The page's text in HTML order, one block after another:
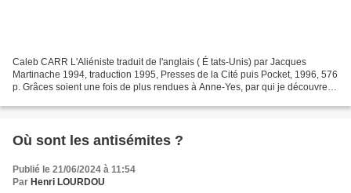
Caleb CARR L'Aliéniste traduit de l'anglais ( É tats-Unis) par Jacques
Martinache 1994, traduction 1995, Presses de la Cité puis Pocket, 1996, 576
p. Grâces soient une fois de plus rendues à Anne-Yes, par qui je découvre
Où sont les antisémites ?
Publié le 21/06/2024 à 11:54
Par Henri LOURDOU